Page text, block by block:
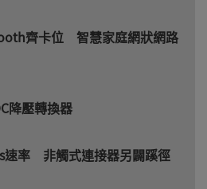
齊卡位 智慧家庭網狀網路
降壓轉換器
速率 非觸式連接器另闢蹊徑